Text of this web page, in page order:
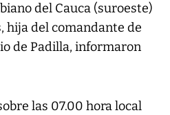
del Cauca (suroeste)
hija del comandante de
de Padilla, informaron
las 07.00 hora local